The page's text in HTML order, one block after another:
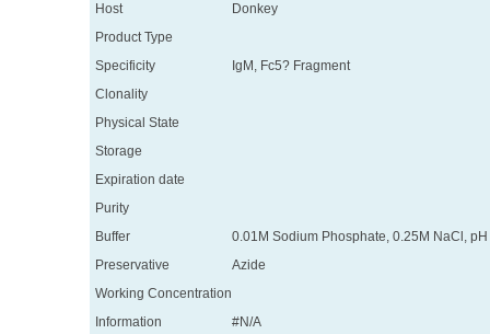
Host
Donkey
Product Type
Specificity
IgM, Fc5? Fragment
Clonality
Physical State
Storage
Expiration date
Purity
Buffer
0.01M Sodium Phosphate, 0.25M NaCl,
Preservative
Azide
Working Concentration
Information
#N/A